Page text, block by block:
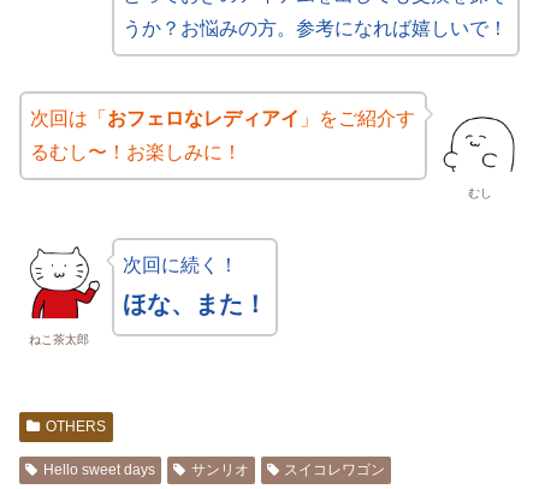
うか？お悩みの方。参考になれば嬉しいで！
むし
次回は「 おフェロなレディアイ 」をご紹介す
るむし〜！お楽しみに！
ねこ茶太郎
次回に続く！
ほな、また！
OTHERS
Hello sweet days サンリオ
スイコレワゴン